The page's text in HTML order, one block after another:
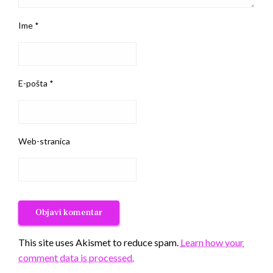
Ime *
E-pošta *
Web-stranica
This site uses Akismet to reduce spam. Learn how your
comment data is processed.